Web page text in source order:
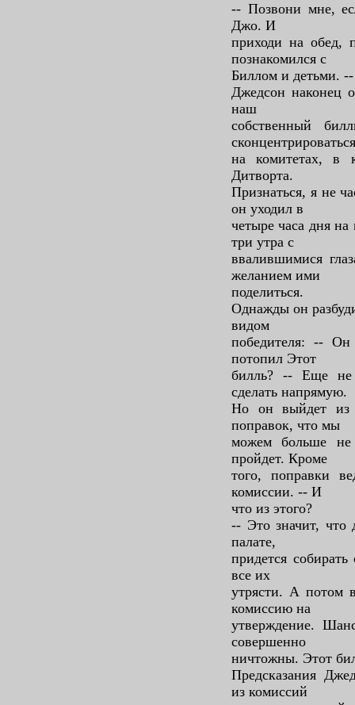
-- Позвони мне,
Джо. И
приходи на обед,
познакомился с
Биллом и детьми. --
Джедсон наконец
наш
собственный
сконцентрироваться
на комитетах, в
Дитворта.
Признаться, я не
он уходил в
четыре часа дня на
три утра с
ввалившимися
желанием ими
поделиться.
Однажды он
видом
победителя: --
потопил Этот
билль? -- Еще не
сделать напрямую.
Но он выйдет из
поправок, что мы
можем больше не
пройдет. Кроме
того, поправки
комиссии. -- И
что из этого?
-- Это значит, что
палате,
придется
все их
утрясти. А потом
комиссию на
утверждение.
совершенно
ничтожны. Этот
Предсказания
из комиссий